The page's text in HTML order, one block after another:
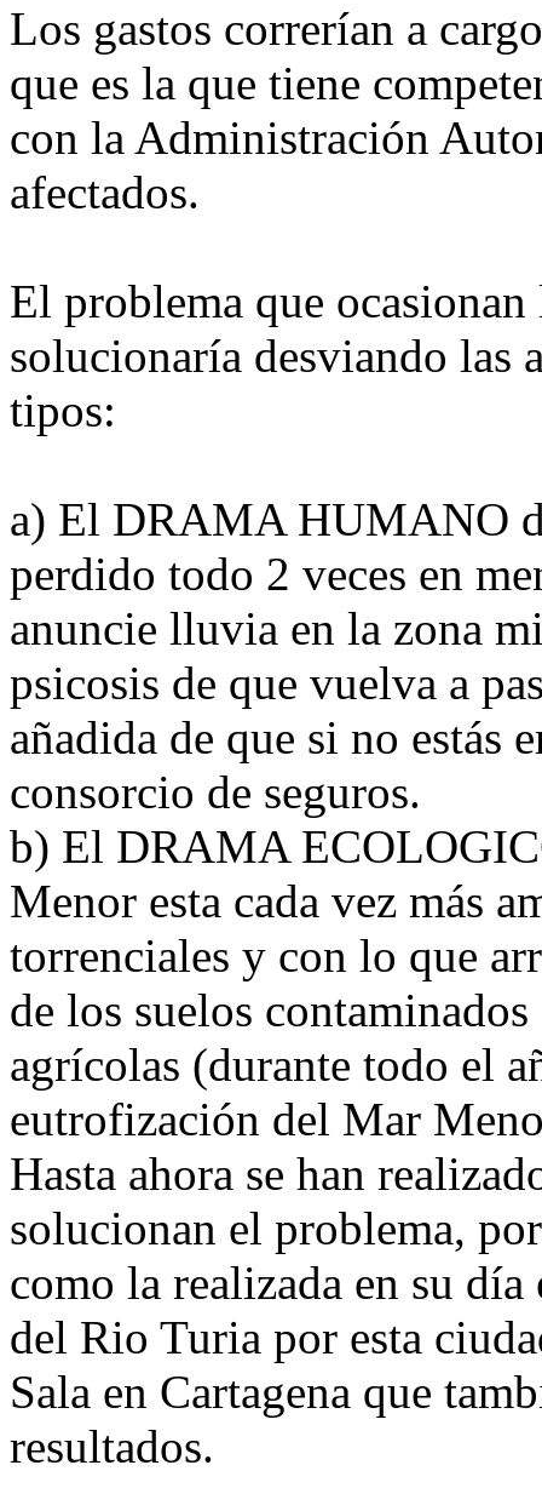
Los gastos correrían a
que es la que tiene
con la Administración
afectados.
El problema que ocasionan
solucionaría desviando las
tipos:
a) El DRAMA HUMANO
perdido todo 2 veces en
anuncie lluvia en la zona
psicosis de que vuelva a
añadida de que si no estás
consorcio de seguros.
b) El DRAMA
Menor esta cada vez más
torrenciales y con lo que
de los suelos
agrícolas (durante todo el
eutrofización del Mar
Hasta ahora se han
solucionan el problema,
como la realizada en su
del Rio Turia por esta
Sala en Cartagena que
resultados.